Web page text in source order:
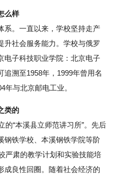
么样
。一直以来，学校坚持走产
升社会服务能力。学校与俄罗
电子科技职业学院：北京电子
溯至1958年，1999年曾用名
年与北京邮电工业。
类的
“本溪县立师范讲习所”。先后
钢铁学校、本溪钢铁学院等阶
严肃的教学计划和实验技能培
成良性回圈。随着社会经济的